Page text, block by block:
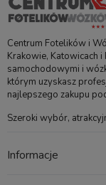
Centrum Fotelików i
Krakowie, Katowicach
samochodowymi i
którym uzyskasz
najlepszego zakupu
Szeroki wybór,
Informacje